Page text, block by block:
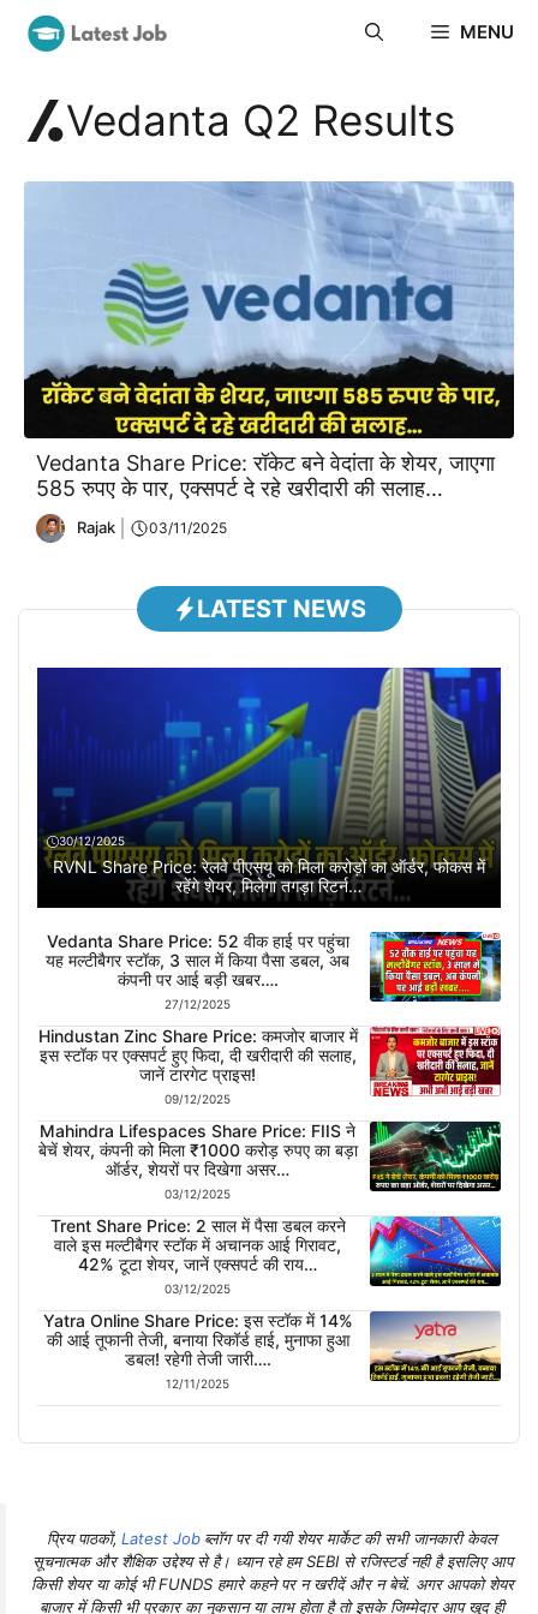
Skip
MENU
Vedanta Q2 Results
Vedanta Share Price: रॉकेट बने वेदांता के शेयर, जाएगा
585 रुपए के पार, एक्सपर्ट दे रहे खरीदारी की सलाह…
Rajak 03/11/2025
LATEST NEWS
30/12/2025
RVNL Share Price: रेलवे पीएसयू को मिला करोड़ों का ऑर्डर, फोकस में
रहेंगे शेयर, मिलेगा तगड़ा रिटर्न…
Vedanta Share Price: 52 वीक हाई पर पहुंचा
यह मल्टीबैगर स्टॉक, 3 साल में किया पैसा डबल, अब
कंपनी पर आई बड़ी खबर….
27/12/2025
Hindustan Zinc Share Price: कमजोर बाजार में
इस स्टॉक पर एक्सपर्ट हुए फिदा, दी खरीदारी की सलाह,
जानें टारगेट प्राइस!
09/12/2025
Mahindra Lifespaces Share Price: FIIS ने
बेचें शेयर, कंपनी को मिला ₹1000 करोड़ रुपए का बड़ा
ऑर्डर, शेयरों पर दिखेगा असर…
03/12/2025
Trent Share Price: 2 साल में पैसा डबल करने
वाले इस मल्टीबैगर स्टॉक में अचानक आई गिरावट,
42% टूटा शेयर, जानें एक्सपर्ट की राय…
03/12/2025
Yatra Online Share Price: इस स्टॉक में 14%
की आई तूफानी तेजी, बनाया रिकॉर्ड हाई, मुनाफा हुआ
डबल! रहेगी तेजी जारी….
12/11/2025
प्रिय पाठकों, Latest Job ब्लॉग पर दी गयी शेयर मार्केट की सभी जानकारी केवल
सूचनात्मक और शैक्षिक उद्देश्य से है। ध्यान रहे हम SEBI से रजिस्टर्ड नही है इसलिए आप
किसी शेयर या कोई भी FUNDS हमारे कहने पर न खरीदें और न बेचें. अगर आपको शेयर
बाजार में किसी भी प्रकार का नुकसान या लाभ होता है तो इसके जिम्मेदार आप खुद ही